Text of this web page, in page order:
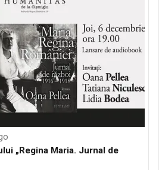
„Regina Maria. Jurnal de